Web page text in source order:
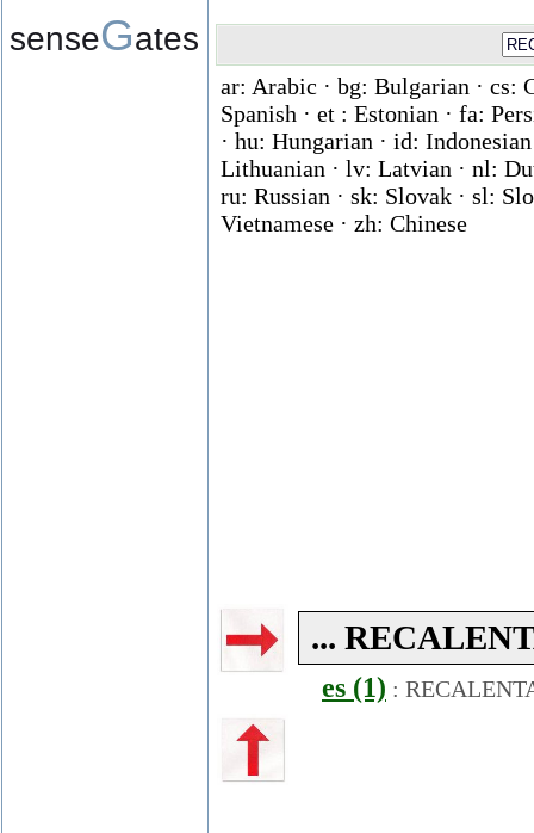
senseGates
ar: Arabic · bg: Bulgarian · cs:
Spanish · et : Estonian · fa:
· hu: Hungarian · id:
Lithuanian · lv: Latvian · nl:
ru: Russian · sk: Slovak · sl:
Vietnamese · zh: Chinese
...
es (1) :